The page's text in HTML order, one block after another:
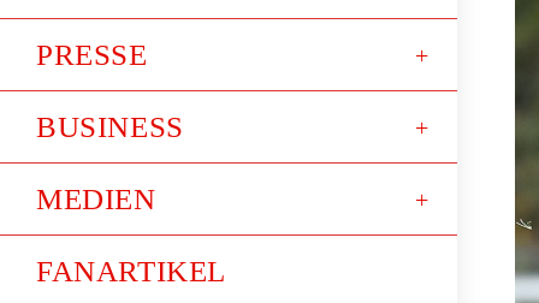
PRESSE
BUSINESS
MEDIEN
FANARTIKEL